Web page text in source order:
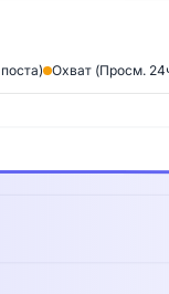
В этом
Охват (Просм.